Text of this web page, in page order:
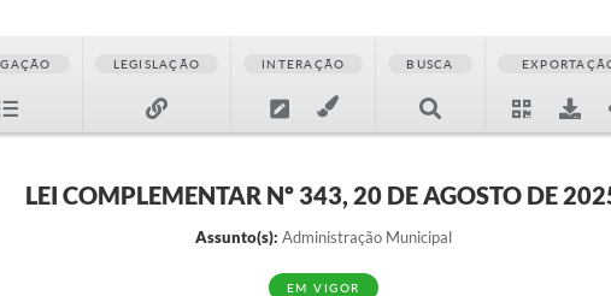
LEGISLAÇÃO INTERAÇÃO BUSCA
LEI COMPLEMENTAR Nº 343, 20 DE AGOSTO DE
Assunto(s): Administração Municipal
EM VIGOR